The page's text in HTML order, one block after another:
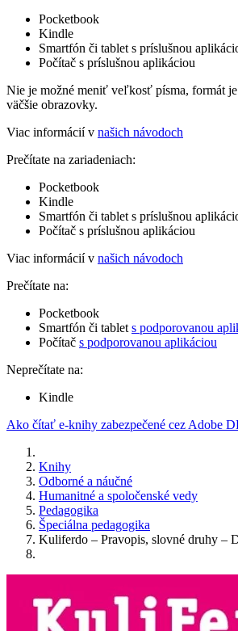
Pocketbook
Kindle
Smartfón či tablet s príslušnou
Počítač s príslušnou aplikáciou
Nie je možné meniť veľkosť písma, formát
väčšie obrazovky.
Viac informácií v našich návodoch
Prečítate na zariadeniach:
Pocketbook
Kindle
Smartfón či tablet s príslušnou
Počítač s príslušnou aplikáciou
Viac informácií v našich návodoch
Prečítate na:
Pocketbook
Smartfón či tablet s podporovanou
Počítač s podporovanou aplikáciou
Neprečítate na:
Kindle
Ako čítať e-knihy zabezpečené cez Adobe
Knihy
Odborné a náučné
Humanitné a spoločenské vedy
Pedagogika
Špeciálna pedagogika
Kuliferdo – Pravopis, slovné druhy –